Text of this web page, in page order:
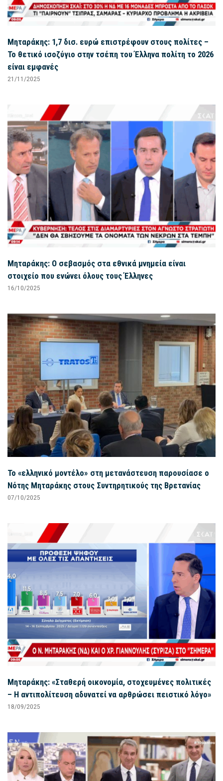
Μηταράκης: 1,7 δισ. ευρώ επιστρέφουν στους πολίτες –
Το θετικό ισοζύγιο στην τσέπη του Έλληνα πολίτη το 2026
είναι εμφανές
21/11/2025
Μηταράκης: Ο σεβασμός στα εθνικά μνημεία είναι
στοιχείο που ενώνει όλους τους Έλληνες
16/10/2025
Το «ελληνικό μοντέλο» στη μετανάστευση παρουσίασε ο
Νότης Μηταράκης στους Συντηρητικούς της Βρετανίας
07/10/2025
Μηταράκης: «Σταθερή οικονομία, στοχευμένες πολιτικές
– Η αντιπολίτευση αδυνατεί να αρθρώσει πειστικό λόγο»
18/09/2025